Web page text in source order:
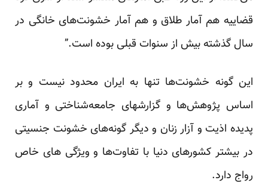
قضاییه هم آمار طلاق و هم آمار خشونت‌های خانگی در
سال گذشته بیش از سنوات قبلی بوده است.”
این گونه خشونت‌ها تنها به ایران محدود نیست و بر
اساس پژوهش‌ها و گزارشهای جامعه‌شناختی و آماری
پدیده اذیت و آزار زنان و دیگر گونه‌های خشونت جنسیتی
در بیشتر کشورهای دنیا با تفاوت‌ها و ویژگی های خاص
رواج دارد.